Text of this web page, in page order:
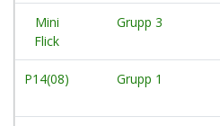
Mini
Flick
Grupp 3
P14(08) Grupp 1